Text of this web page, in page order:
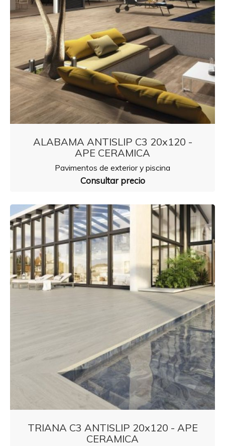
ALABAMA ANTISLIP C3 20x120 -
APE CERAMICA
Pavimentos de exterior y piscina
Consultar precio
TRIANA C3 ANTISLIP 20x120 - APE
CERAMICA